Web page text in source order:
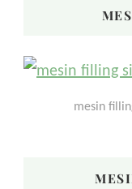
mesin